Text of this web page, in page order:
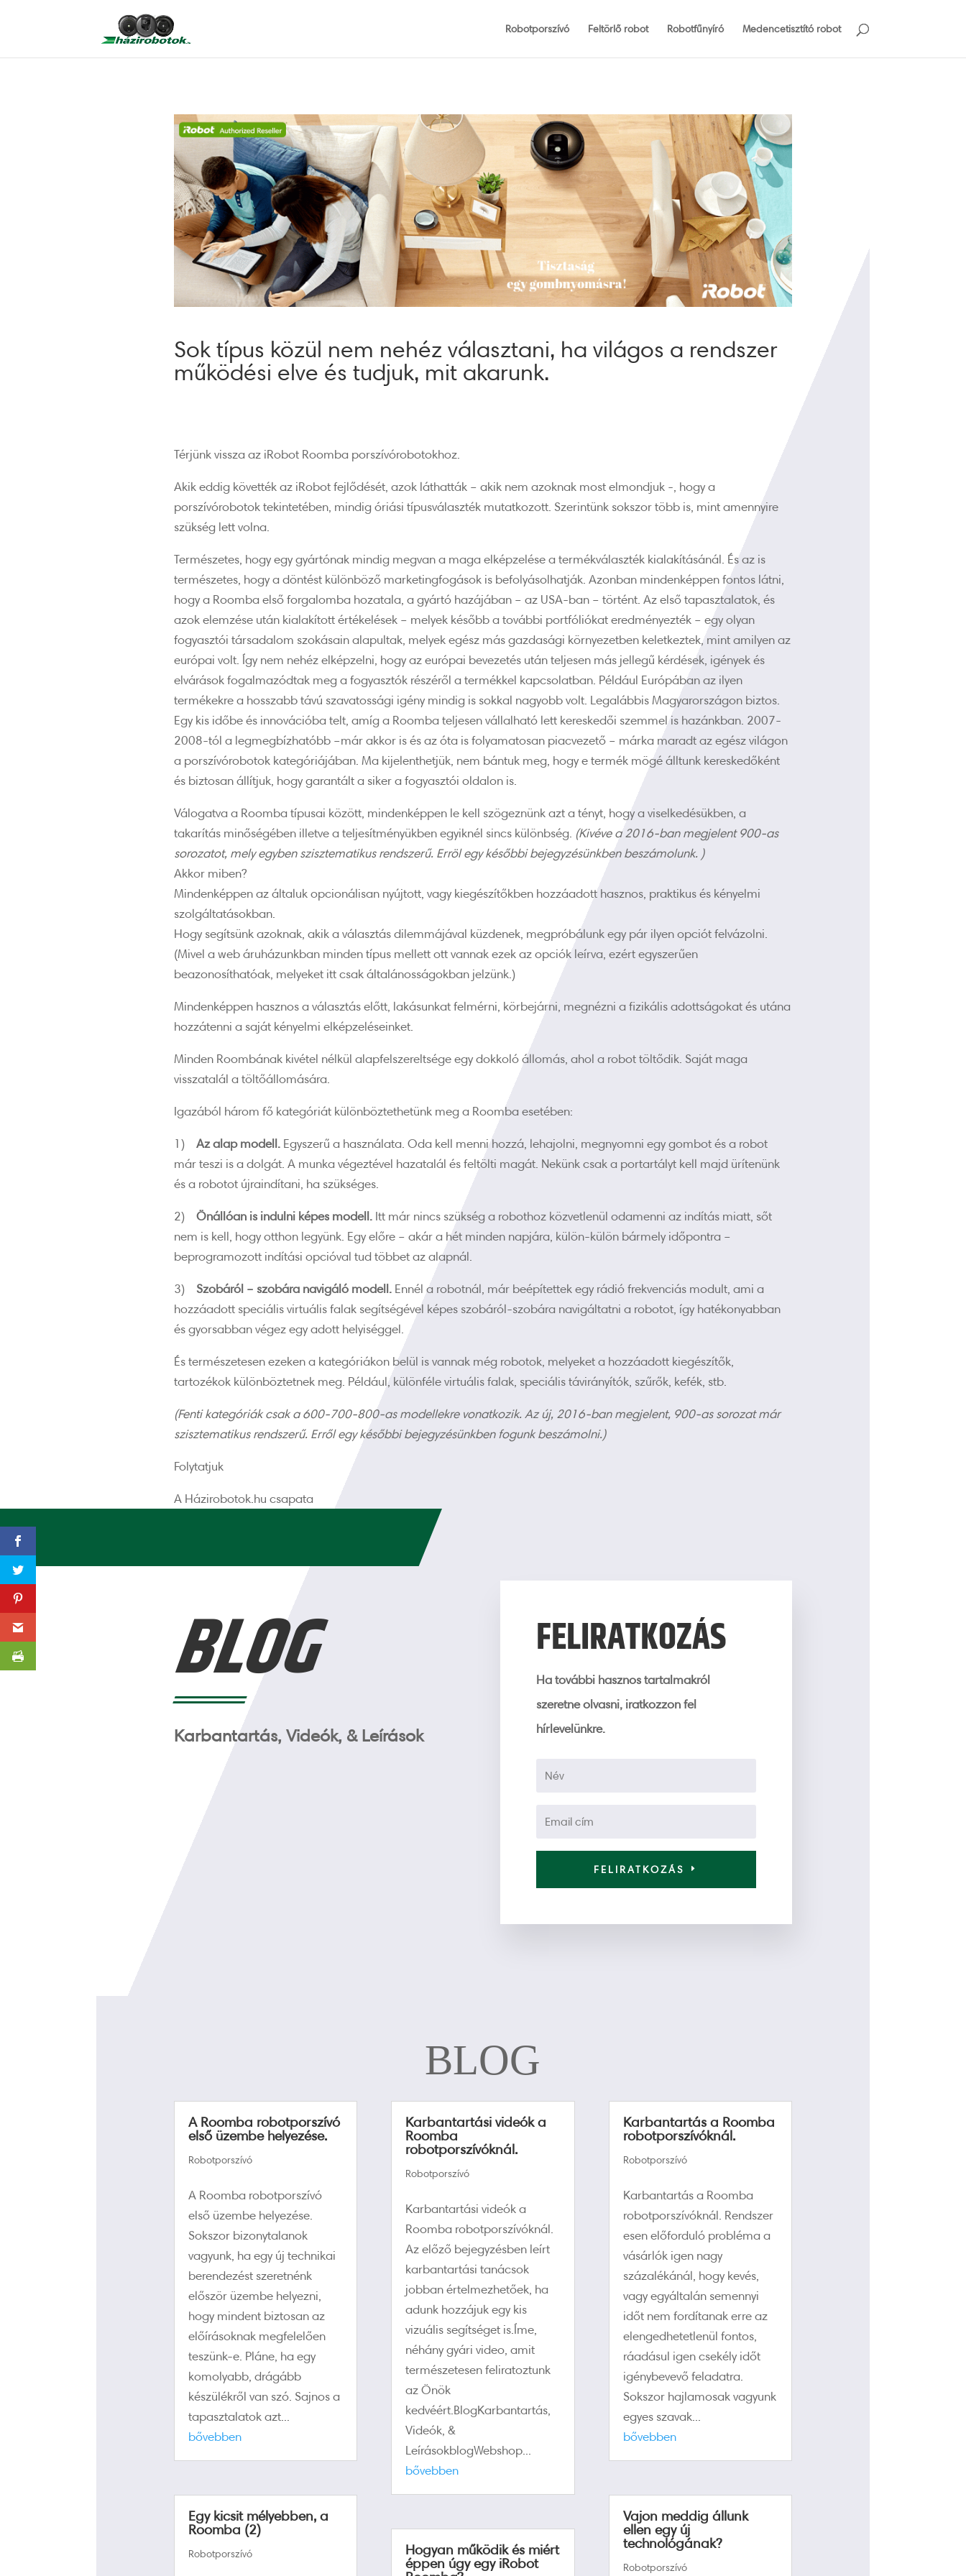
Robotporszívó Feltörlő robot Robotfűnyíró Medencetisztító robot
Sok típus közül nem nehéz választani, ha világos a rendszer
működési elve és tudjuk, mit akarunk.
Térjünk vissza az iRobot Roomba porszívórobotokhoz.
Akik eddig követték az iRobot fejlődését, azok láthatták – akik nem azoknak most elmondjuk -, hogy a
porszívórobotok tekintetében, mindig óriási típusválaszték mutatkozott. Szerintünk sokszor több is, mint amennyire
szükség lett volna.
Természetes, hogy egy gyártónak mindig megvan a maga elképzelése a termékválaszték kialakításánál. És az is
természetes, hogy a döntést különböző marketingfogások is befolyásolhatják. Azonban mindenképpen fontos látni,
hogy a Roomba első forgalomba hozatala, a gyártó hazájában – az USA-ban – történt. Az első tapasztalatok, és
azok elemzése után kialakított értékelések – melyek később a további portfóliókat eredményezték – egy olyan
fogyasztói társadalom szokásain alapultak, melyek egész más gazdasági környezetben keletkeztek, mint amilyen az
európai volt. Így nem nehéz elképzelni, hogy az európai bevezetés után teljesen más jellegű kérdések, igények és
elvárások fogalmazódtak meg a fogyasztók részéről a termékkel kapcsolatban. Például Európában az ilyen
termékekre a hosszabb távú szavatossági igény mindig is sokkal nagyobb volt. Legalábbis Magyarországon biztos.
Egy kis időbe és innovációba telt, amíg a Roomba teljesen vállalható lett kereskedői szemmel is hazánkban. 2007-
2008-tól a legmegbízhatóbb –már akkor is és az óta is folyamatosan piacvezető – márka maradt az egész világon
a porszívórobotok kategóriájában. Ma kijelenthetjük, nem bántuk meg, hogy e termék mögé álltunk kereskedőként
és biztosan állítjuk, hogy garantált a siker a fogyasztói oldalon is.
Válogatva a Roomba típusai között, mindenképpen le kell szögeznünk azt a tényt, hogy a viselkedésükben, a
takarítás minőségében illetve a teljesítményükben egyiknél sincs különbség. (Kivéve a 2016-ban megjelent 900-as
sorozatot, mely egyben szisztematikus rendszerű. Erröl egy későbbi bejegyzésünkben beszámolunk. )
Akkor miben?
Mindenképpen az általuk opcionálisan nyújtott, vagy kiegészítőkben hozzáadott hasznos, praktikus és kényelmi
szolgáltatásokban.
Hogy segítsünk azoknak, akik a választás dilemmájával küzdenek, megpróbálunk egy pár ilyen opciót felvázolni.
(Mivel a web áruházunkban minden típus mellett ott vannak ezek az opciók leírva, ezért egyszerűen
beazonosíthatóak, melyeket itt csak általánosságokban jelzünk.)
Mindenképpen hasznos a választás előtt, lakásunkat felmérni, körbejárni, megnézni a fizikális adottságokat és utána
hozzátenni a saját kényelmi elképzeléseinket.
Minden Roombának kivétel nélkül alapfelszereltsége egy dokkoló állomás, ahol a robot töltődik. Saját maga
visszatalál a töltőállomására.
Igazából három fő kategóriát különböztethetünk meg a Roomba esetében:
1) Az alap modell. Egyszerű a használata. Oda kell menni hozzá, lehajolni, megnyomni egy gombot és a robot
már teszi is a dolgát. A munka végeztével hazatalál és feltölti magát. Nekünk csak a portartályt kell majd ürítenünk
és a robotot újraindítani, ha szükséges.
2) Önállóan is indulni képes modell. Itt már nincs szükség a robothoz közvetlenül odamenni az indítás miatt, sőt
nem is kell, hogy otthon legyünk. Egy előre – akár a hét minden napjára, külön-külön bármely időpontra –
beprogramozott indítási opcióval tud többet az alapnál.
3) Szobáról – szobára navigáló modell. Ennél a robotnál, már beépítettek egy rádió frekvenciás modult, ami a
hozzáadott speciális virtuális falak segítségével képes szobáról-szobára navigáltatni a robotot, így hatékonyabban
és gyorsabban végez egy adott helyiséggel.
És természetesen ezeken a kategóriákon belül is vannak még robotok, melyeket a hozzáadott kiegészítők,
tartozékok különböztetnek meg. Például, különféle virtuális falak, speciális távirányítók, szűrők, kefék, stb.
(Fenti kategóriák csak a 600-700-800-as modellekre vonatkozik. Az új, 2016-ban megjelent, 900-as sorozat már
szisztematikus rendszerű. Erről egy későbbi bejegyzésünkben fogunk beszámolni.)
Folytatjuk
A Házirobotok.hu csapata
BLOG
Karbantartás, Videók, & Leírások
FELIRATKOZÁS
Ha további hasznos tartalmakról
szeretne olvasni, iratkozzon fel
hírlevelünkre.
FELIRATKOZÁS
BLOG
A Roomba robotporszívó
első üzembe helyezése.
Robotporszívó
A Roomba robotporszívó
első üzembe helyezése.
Sokszor bizonytalanok
vagyunk, ha egy új technikai
berendezést szeretnénk
először üzembe helyezni,
hogy mindent biztosan az
előírásoknak megfelelően
teszünk-e. Pláne, ha egy
komolyabb, drágább
készülékről van szó. Sajnos a
tapasztalatok azt...
bővebben
Egy kicsit mélyebben, a
Roomba (2)
Robotporszívó
Karbantartási videók a
Roomba
robotporszívóknál.
Robotporszívó
Karbantartási videók a
Roomba robotporszívóknál.
Az előző bejegyzésben leírt
karbantartási tanácsok
jobban értelmezhetőek, ha
adunk hozzájuk egy kis
vizuális segítséget is.Íme,
néhány gyári video, amit
természetesen feliratoztunk
az Önök
kedvéért.BlogKarbantartás,
Videók, &
LeírásokblogWebshop...
bővebben
Hogyan működik és miért
éppen úgy egy iRobot
Karbantartás a Roomba
robotporszívóknál.
Robotporszívó
Karbantartás a Roomba
robotporszívóknál. Rendszer
esen előforduló probléma a
vásárlók igen nagy
százalékánál, hogy kevés,
vagy egyáltalán semennyi
időt nem fordítanak erre az
elengedhetetlenül fontos,
ráadásul igen csekély időt
igénybevevő feladatra.
Sokszor hajlamosak vagyunk
egyes szavak...
bővebben
Vajon meddig állunk
ellen egy új
technológának?
Robotporszívó